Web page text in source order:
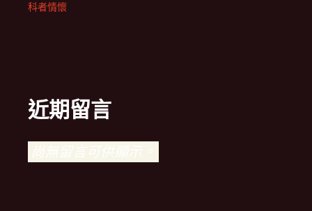
科者情懷
近期留言
尚無留言可供顯示。